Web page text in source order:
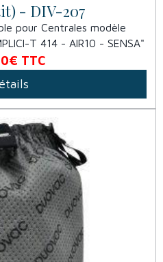
- DIV-207
pour Centrales modèle
T 414 - AIR10 - SENSA"
TTC